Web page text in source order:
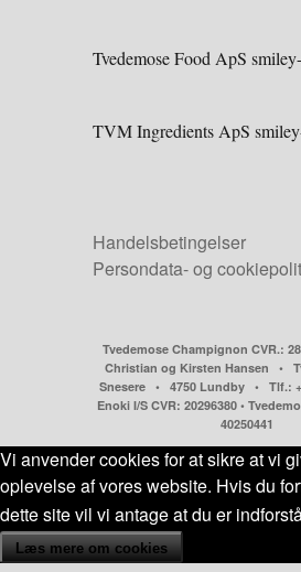
Tvedemose Food ApS
TVM Ingredients ApS
Handelsbetingelser
Persondata- og
Tvedemose Champignon CVR.:
Christian og Kirsten Hansen •
Snesere • 4750 Lundby • Tlf.:
Enoki I/S CVR: 20296380 •
40250441
Vi anvender cookies for at sikre at vi
oplevelse af vores website. Hvis du
dette site vil vi antage at du er
Læs mere om cookies